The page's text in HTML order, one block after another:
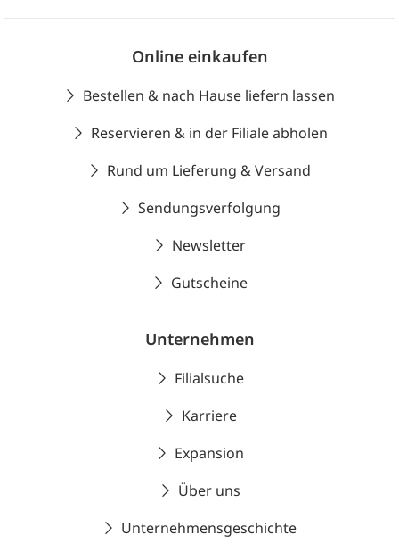
Online einkaufen
Bestellen & nach Hause liefern lassen
Reservieren & in der Filiale abholen
Rund um Lieferung & Versand
Sendungsverfolgung
Newsletter
Gutscheine
Unternehmen
Filialsuche
Karriere
Expansion
Über uns
Unternehmensgeschichte